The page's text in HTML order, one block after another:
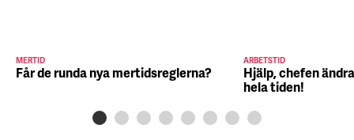
MERTID
Får de runda nya mertidsreglerna?
ARBETSTID
Hjälp, chefen
hela tiden!